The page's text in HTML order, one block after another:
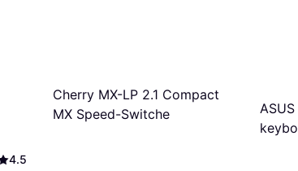
4.5
Cherry MX-LP 2.1 Compact
MX Speed-Switche